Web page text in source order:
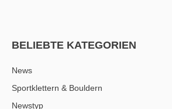
BELIEBTE KATEGORIEN
News
Sportklettern & Bouldern
Newstyp